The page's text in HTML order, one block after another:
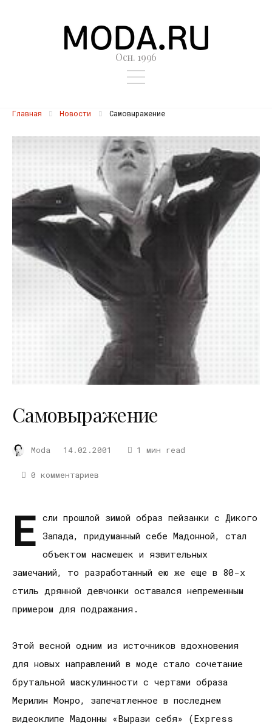
Осн. 1996
Главная Новости Самовыражение
Самовыражение
Moda 14.02.2001 1 мин read
0 комментариев
Е сли прошлой зимой образ пейзанки с Дикого
Запада, придуманный себе Мадонной, стал
объектом насмешек и язвительных
замечаний, то разработанный ею же еще в 80-х
стиль дрянной девчонки оставался непременным
примером для подражания.
Этой весной одним из источников вдохновения
для новых направлений в моде стало сочетание
брутальной маскулинности с чертами образа
Мерилин Монро, запечатленное в последнем
видеоклипе Мадонны «Вырази себя» (Express